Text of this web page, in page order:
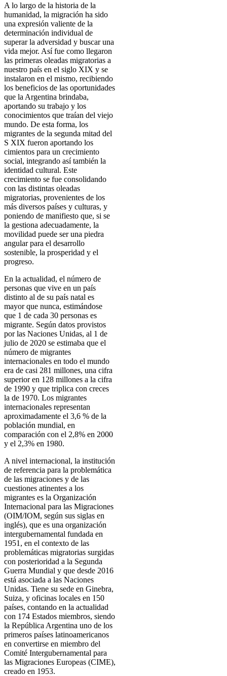
A lo largo de la historia de la
humanidad, la migración ha sido
una expresión valiente de la
determinación individual de
superar la adversidad y buscar una
vida mejor. Así fue como llegaron
las primeras oleadas migratorias a
nuestro país en el siglo XIX y se
instalaron en el mismo, recibiendo
los beneficios de las oportunidades
que la Argentina brindaba,
aportando su trabajo y los
conocimientos que traían del viejo
mundo. De esta forma, los
migrantes de la segunda mitad del
S XIX fueron aportando los
cimientos para un crecimiento
social, integrando así también la
identidad cultural. Este
crecimiento se fue consolidando
con las distintas oleadas
migratorias, provenientes de los
más diversos países y culturas, y
poniendo de manifiesto que, si se
la gestiona adecuadamente, la
movilidad puede ser una piedra
angular para el desarrollo
sostenible, la prosperidad y el
progreso.
En la actualidad, el número de
personas que vive en un país
distinto al de su país natal es
mayor que nunca, estimándose
que 1 de cada 30 personas es
migrante. Según datos provistos
por las Naciones Unidas, al 1 de
julio de 2020 se estimaba que el
número de migrantes
internacionales en todo el mundo
era de casi 281 millones, una cifra
superior en 128 millones a la cifra
de 1990 y que triplica con creces
la de 1970. Los migrantes
internacionales representan
aproximadamente el 3,6 % de la
población mundial, en
comparación con el 2,8% en 2000
y el 2,3% en 1980.
A nivel internacional, la institución
de referencia para la problemática
de las migraciones y de las
cuestiones atinentes a los
migrantes es la Organización
Internacional para las Migraciones
(OIM/IOM, según sus siglas en
inglés), que es una organización
intergubernamental fundada en
1951, en el contexto de las
problemáticas migratorias surgidas
con posterioridad a la Segunda
Guerra Mundial y que desde 2016
está asociada a las Naciones
Unidas. Tiene su sede en Ginebra,
Suiza, y oficinas locales en 150
países, contando en la actualidad
con 174 Estados miembros, siendo
la República Argentina uno de los
primeros países latinoamericanos
en convertirse en miembro del
Comité Intergubernamental para
las Migraciones Europeas (CIME),
creado en 1953.